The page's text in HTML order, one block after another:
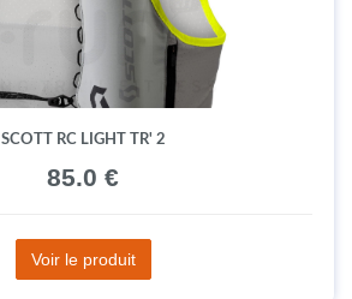
SCOTT RC LIGHT TR' 2
85.0 €
Voir le produit